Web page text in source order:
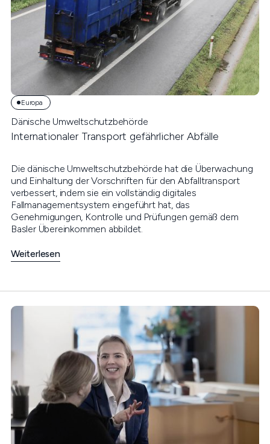
Europa
Dänische Umweltschutzbehörde
Internationaler Transport gefährlicher Abfälle
Die dänische Umweltschutzbehörde hat die Überwachung
und Einhaltung der Vorschriften für den Abfalltransport
verbessert, indem sie ein vollständig digitales
Fallmanagementsystem eingeführt hat, das
Genehmigungen, Kontrolle und Prüfungen gemäß dem
Basler Übereinkommen abbildet.
Weiterlesen